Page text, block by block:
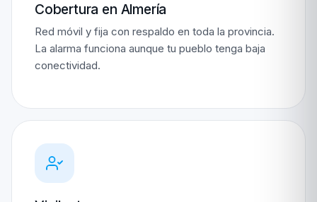
Cobertura en Almería
Red móvil y fija con respaldo en toda la provincia.
La alarma funciona aunque tu pueblo tenga baja
conectividad.